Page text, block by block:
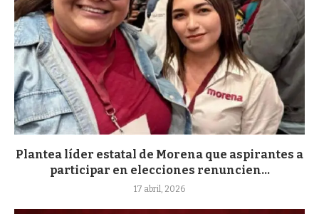
Plantea líder estatal de Morena que aspirantes a
participar en elecciones renuncien...
17 abril, 2026